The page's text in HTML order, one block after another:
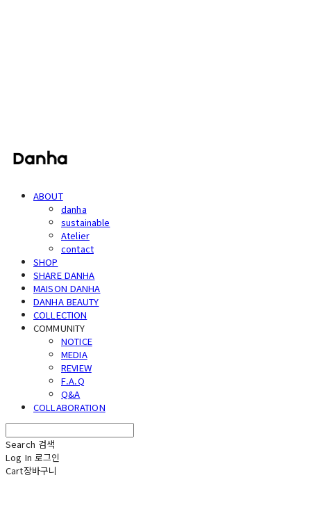
ABOUT
danha
sustainable
Atelier
contact
SHOP
SHARE DANHA
MAISON DANHA
DANHA BEAUTY
COLLECTION
COMMUNITY
NOTICE
MEDIA
REVIEW
F.A.Q
Q&A
COLLABORATION
Search 검색
Log In 로그인
Cart장바구니